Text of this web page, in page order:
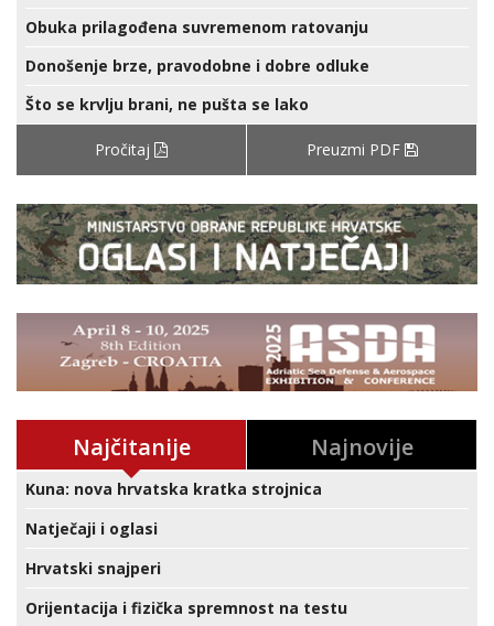
Obuka prilagođena suvremenom ratovanju
Donošenje brze, pravodobne i dobre odluke
Što se krvlju brani, ne pušta se lako
Pročitaj Preuzmi PDF
Najčitanije Najnovije
Kuna: nova hrvatska kratka strojnica
Natječaji i oglasi
Hrvatski snajperi
Orijentacija i fizička spremnost na testu